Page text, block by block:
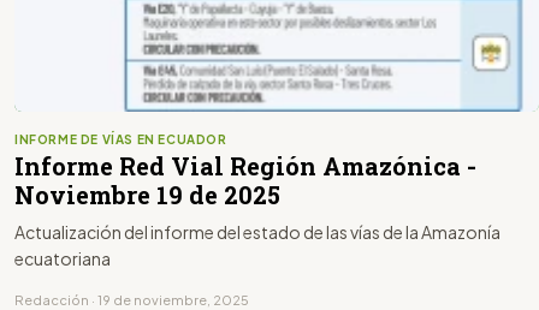
INFORME DE VÍAS EN ECUADOR
Informe Red Vial Región Amazónica -
Noviembre 19 de 2025
Actualización del informe del estado de las vías de la Amazonía
ecuatoriana
Redacción · 19 de noviembre, 2025